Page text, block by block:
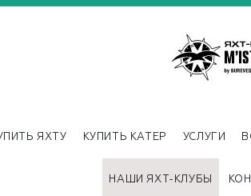
ЯХТУ КУПИТЬ КАТЕР УСЛУГИ
НАШИ ЯХТ-КЛУБЫ